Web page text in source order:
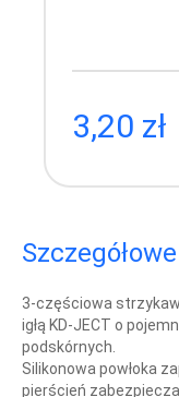
3,20 zł
3-częściowa
igłą KD-JECT o
podskórnych.
Silikonowa powłoka
pierścień